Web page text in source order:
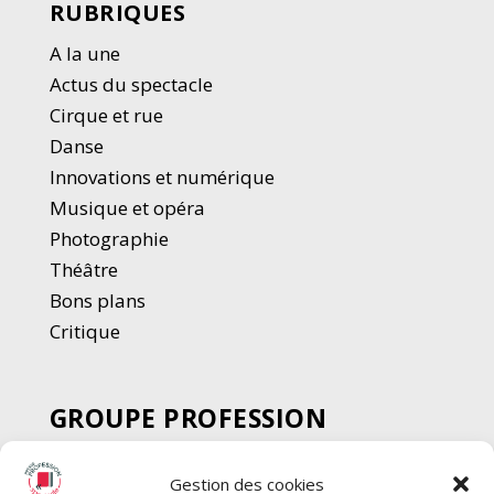
Gestion des cookies
RUBRIQUES
A la une
Actus du spectacle
Cirque et rue
Danse
Innovations et numérique
Musique et opéra
Photographie
Théâtre
Bons plans
Critique
GROUPE PROFESSION
SPECTACLE